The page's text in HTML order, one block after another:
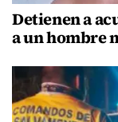
Detienen a
a un hombre